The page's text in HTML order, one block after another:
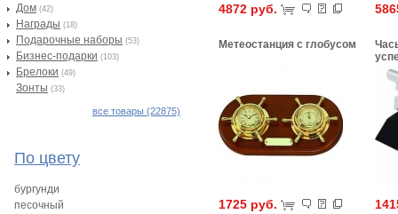
Дом (42)
Награды (18)
Подарочные наборы (53)
Бизнес-подарки (103)
Брелоки (49)
Зонты (33)
все товары (22875)
По цвету
бургунди
песочный
4872 руб.
Метеостанция с глобусом
1725 руб.